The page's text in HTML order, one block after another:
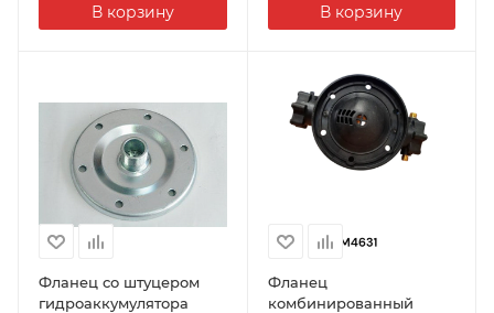
В корзину В корзину
Фланец со штуцером
гидроаккумулятора
Фланец
комбинированный